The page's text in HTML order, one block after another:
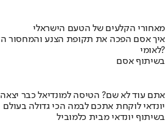
מאחורי הקלעים של הטעם הישראלי
לאומי?
בשיתוף אסם
אתם עוד לא שם? הטיסה למונדיאל כבר יצאה
יונדאי לוקחת אתכם לבמה הכי גדולה בעולם
בשיתוף יונדאי מבית כלמוביל